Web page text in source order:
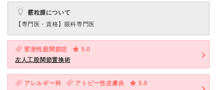
霰粒腫について
【専門医・資格】 眼科専門医
変形性股関節症
5.0
左人工股関節置換術
アレルギー科 アトピー性皮膚炎
5.0